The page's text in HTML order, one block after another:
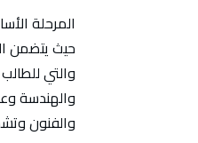
المرحلة
حيث يتضمن
والتي
والهندسة
والفنون